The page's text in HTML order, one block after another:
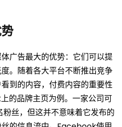
广告最大的优势：它们可以提
。随着各大平台不断推出竞争
到的内容，付费内容的重要性
的品牌主页为例。一家公司可
丝，但这并不意味着它发布的